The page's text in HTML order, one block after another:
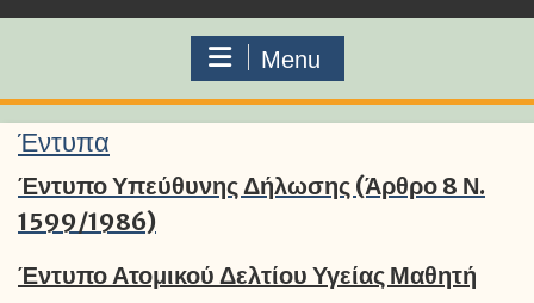
Menu
Έντυπα
Έντυπο Υπεύθυνης Δήλωσης (άρθρο 8 Ν.
1599/1986)
Έντυπο Ατομικού Δελτίου Υγείας Μαθητή